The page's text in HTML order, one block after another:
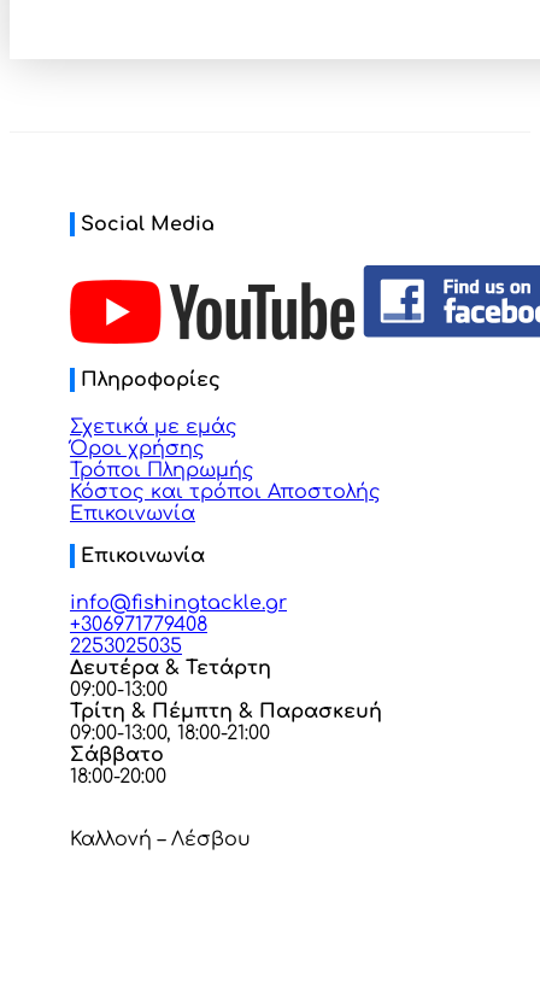
Social Media
Πληροφορίες
Σχετικά με εμάς
Όροι χρήσης
Τρόποι Πληρωμής
Κόστος και τρόποι Αποστολής
Επικοινωνία
Επικοινωνία
info@fishingtackle.gr
+306971779408
2253025035
Δευτέρα & Τετάρτη
09:00-13:00
Τρίτη & Πέμπτη & Παρασκευή
09:00-13:00, 18:00-21:00
Σάββατο
18:00-20:00
Καλλονή – Λέσβου